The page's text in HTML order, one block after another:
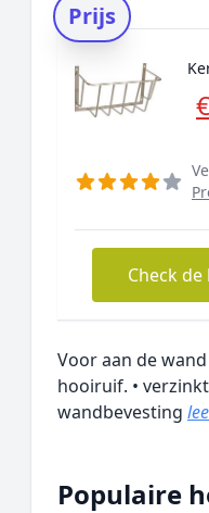
Prijs
Check
Voor aan de
hooiruif. •
wandbevesting
Populaire